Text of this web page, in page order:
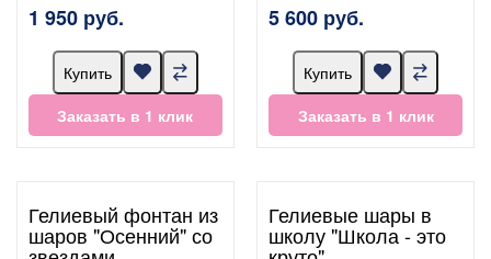
1 950 руб.
Купить
Заказать в 1 клик
5 600 руб.
Купить
Заказать в 1 клик
Гелиевый фонтан из
шаров "Осенний" со
Гелиевые шары в
школу "Школа - это